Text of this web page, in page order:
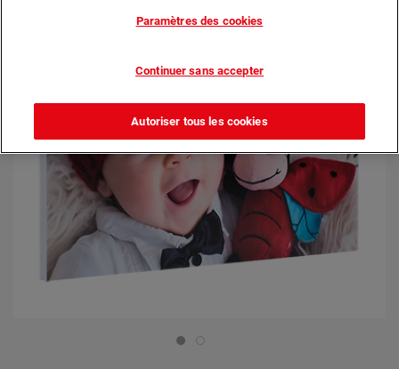
Paramètres des cookies
Continuer sans accepter
Autoriser tous les cookies